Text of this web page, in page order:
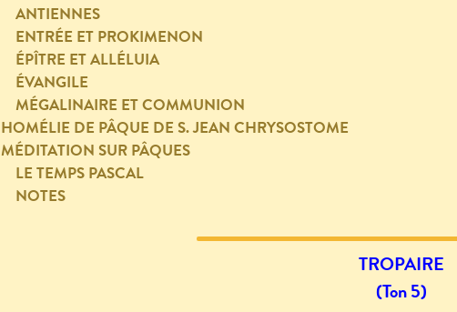
ANTIENNES
ENTRÉE ET PROKIMENON
ÉPÎTRE ET ALLÉLUIA
ÉVANGILE
MÉGALINAIRE ET COMMUNION
HOMÉLIE DE PÂQUE DE S. JEAN CHRYSOSTOME
MÉDITATION SUR PÂQUES
LE TEMPS PASCAL
NOTES
TROPAIRE
(Ton 5)